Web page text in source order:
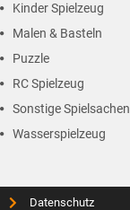
Kinder Spielzeug
Malen & Basteln
Puzzle
RC Spielzeug
Sonstige Spielsachen
Wasserspielzeug
Datenschutz